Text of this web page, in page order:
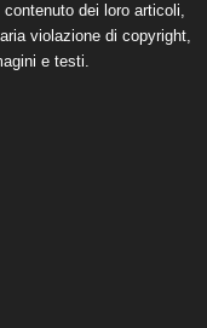
dei loro articoli,
violazione di copyright,
e testi.